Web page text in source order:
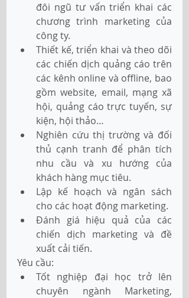
đôi ngũ tư vấn triển khai các
chương trình marketing của
công ty.
Thiết kế, triển khai và theo dõi
các chiến dịch quảng cáo trên
các kênh online và offline, bao
gồm website, email, mạng xã
hội, quảng cáo trực tuyến, sự
kiện, hội thảo…
Nghiên cứu thị trường và đối
thủ cạnh tranh để phân tích
nhu cầu và xu hướng của
khách hàng mục tiêu.
Lập kế hoạch và ngân sách
cho các hoạt động marketing.
Đánh giá hiệu quả của các
chiến dịch marketing và đề
xuất cải tiến.
Yêu cầu:
Tốt nghiệp đại học trở lên
chuyên ngành Marketing,